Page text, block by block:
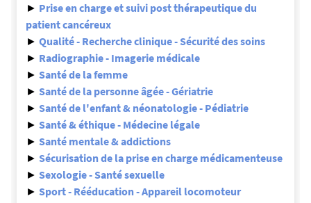
► Prise en charge et suivi post thérapeutique du
patient cancéreux
► Qualité - Recherche clinique - Sécurité des soins
► Radiographie - Imagerie médicale
► Santé de la femme
► Santé de la personne âgée - Gériatrie
► Santé de l'enfant & néonatologie - Pédiatrie
► Santé & éthique - Médecine légale
► Santé mentale & addictions
► Sécurisation de la prise en charge médicamenteuse
► Sexologie - Santé sexuelle
► Sport - Rééducation - Appareil locomoteur